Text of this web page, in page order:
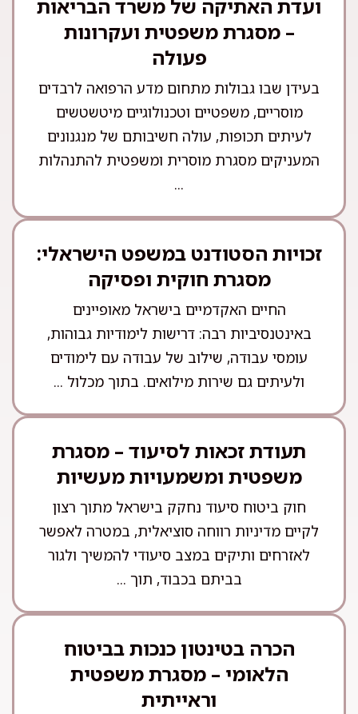
ועדת האתיקה של משרד הבריאות
– מסגרת משפטית ועקרונות
פעולה
בעידן שבו גבולות מתחום מדע הרפואה לרבדים
מוסריים, משפטיים וטכנולוגיים מיטשטשים
לעיתים תכופות, עולה חשיבותם של מנגנונים
המעניקים מסגרת מוסרית ומשפטית להתנהלות
...
זכויות הסטודנט במשפט הישראלי:
מסגרת חוקית ופסיקה
החיים האקדמיים בישראל מאופיינים
באינטנסיביות רבה: דרישות לימודיות גבוהות,
עומסי עבודה, שילוב של עבודה עם לימודים
ולעיתים גם שירות מילואים. בתוך מכלול ...
תעודת זכאות לסיעוד – מסגרת
משפטית ומשמעויות מעשיות
חוק ביטוח סיעוד נחקק בישראל מתוך רצון
לקיים מדיניות רווחה סוציאלית, במטרה לאפשר
לאזרחים ותיקים במצב סיעודי להמשיך ולגור
בביתם בכבוד, תוך ...
הכרה בטינטון כנכות בביטוח
הלאומי – מסגרת משפטית
וראייתית